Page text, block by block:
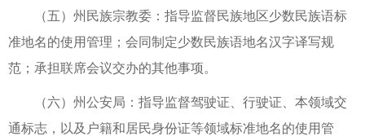
（五）州民族宗教委：指导监督民族地区少数民族语标
准地名的使用管理；会同制定少数民族语地名汉字译写规
范；承担联席会议交办的其他事项。
（六）州公安局：指导监督驾驶证、行驶证、本领域交
通标志，以及户籍和居民身份证等领域标准地名的使用管